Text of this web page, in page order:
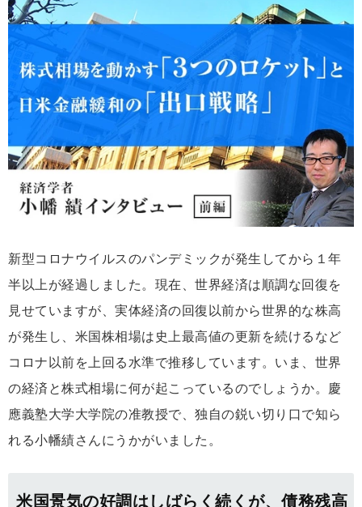
新型コロナウイルスのパンデミックが発生してから１年
半以上が経過しました。現在、世界経済は順調な回復を
見せていますが、実体経済の回復以前から世界的な株高
が発生し、米国株相場は史上最高値の更新を続けるなど
コロナ以前を上回る水準で推移しています。いま、世界
の経済と株式相場に何が起こっているのでしょうか。慶
應義塾大学大学院の准教授で、独自の鋭い切り口で知ら
れる小幡績さんにうかがいました。
米国景気の好調はしばらく続くが、債務残高